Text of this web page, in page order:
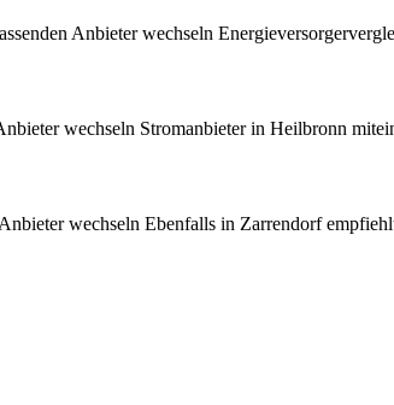
Anbieter wechseln
wechseln Stromanbieter in Heilbronn
wechseln Ebenfalls in Zarrendorf